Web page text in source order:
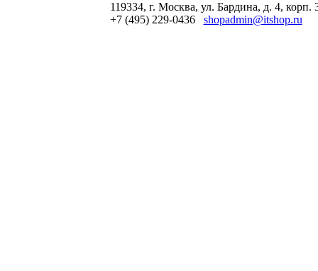
119334, г. Москва, ул. Бардина, д. 4, корп.
+7 (495) 229-0436 shopadmin@itshop.ru